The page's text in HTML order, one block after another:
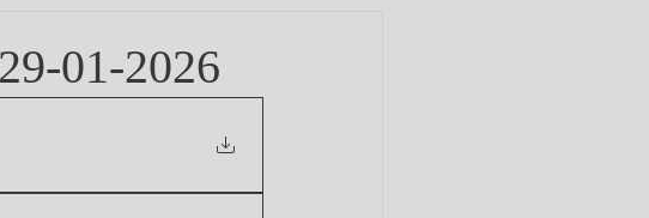
01-2026